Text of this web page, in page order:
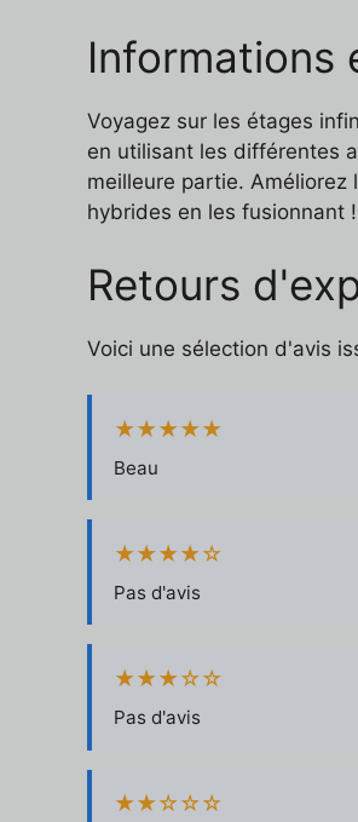
Informations
Voyagez sur les étages
en utilisant les différentes
meilleure partie. Améliorez
hybrides en les fusionnant
Retours
Voici une sélection d'avis
★★★★★
Beau
★★★★☆
Pas d'avis
★★★☆☆
Pas d'avis
★★☆☆☆